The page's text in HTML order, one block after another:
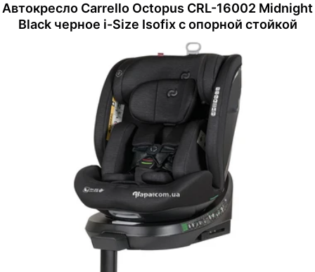
Автокресло Carrello Octopus CRL-16002 Midnight
Black черное i-Size Isofix с опорной стойкой